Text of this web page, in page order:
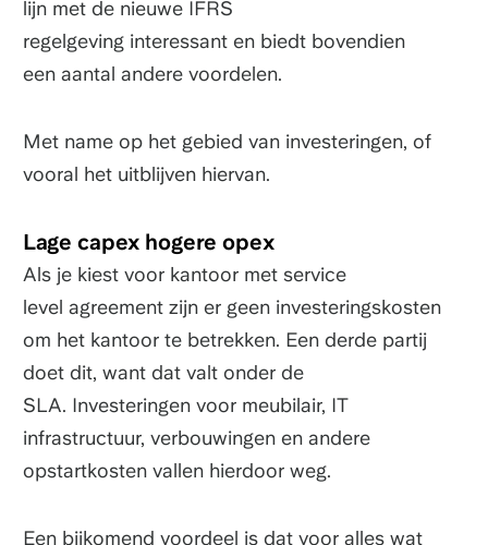
lijn met de nieuwe IFRS
regelgeving interessant en biedt bovendien
een aantal andere voordelen.
Met name op het gebied van investeringen, of
vooral het uitblijven hiervan.
Lage capex hogere opex
Als je kiest voor kantoor met service
level agreement zijn er geen investeringskosten
om het kantoor te betrekken. Een derde partij
doet dit, want dat valt onder de
SLA. Investeringen voor meubilair, IT
infrastructuur, verbouwingen en andere
opstartkosten vallen hierdoor weg.
Een bijkomend voordeel is dat voor alles wat